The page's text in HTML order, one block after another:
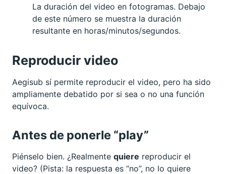
La duración del video en fotogramas. Debajo
de este número se muestra la duración
resultante en horas/minutos/segundos.
Reproducir video
Aegisub sí permite reproducir el video, pero ha sido
ampliamente debatido por si sea o no una función
equívoca.
Antes de ponerle “play”
Piénselo bien. ¿Realmente quiere reproducir el
video? (Pista: la respuesta es “no”, no lo quiere